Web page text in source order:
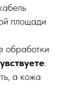
площади
обработки
:
а кожа